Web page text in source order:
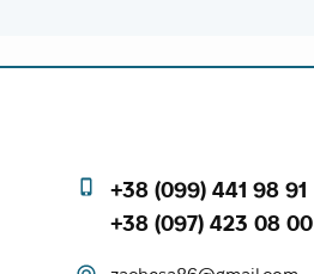
+38 (099) 441 98 91
+38 (097) 423 08 00